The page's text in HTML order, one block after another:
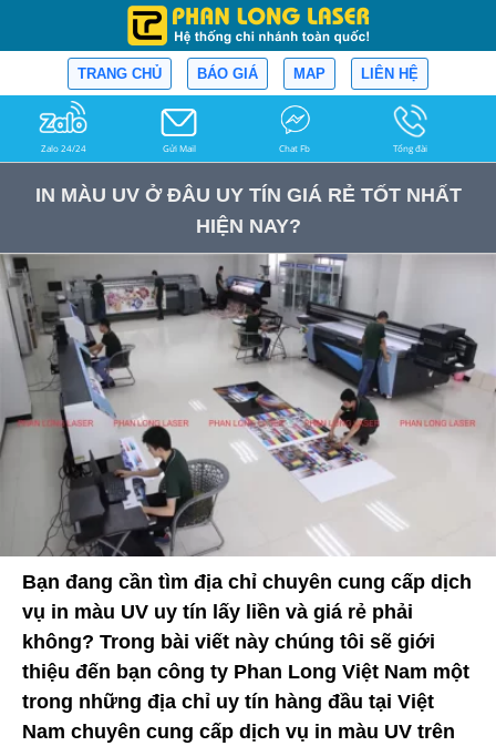
TRANG CHỦ BÁO GIÁ MAP LIÊN HỆ
Zalo 24/24 Gửi Mail Chat Fb Tổng đài
IN MÀU UV Ở ĐÂU UY TÍN GIÁ RẺ TỐT NHẤT
HIỆN NAY?
Bạn đang cần tìm địa chỉ chuyên cung cấp dịch
vụ in màu UV uy tín lấy liền và giá rẻ phải
không? Trong bài viết này chúng tôi sẽ giới
thiệu đến bạn công ty Phan Long Việt Nam một
trong những địa chỉ uy tín hàng đầu tại Việt
Nam chuyên cung cấp dịch vụ in màu UV trên